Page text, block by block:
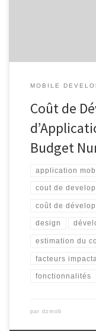
MOBILE
Coût de
Budget
application
cout de
coût de
design
estimation du
facteurs
fonctionnalités
par dzmob